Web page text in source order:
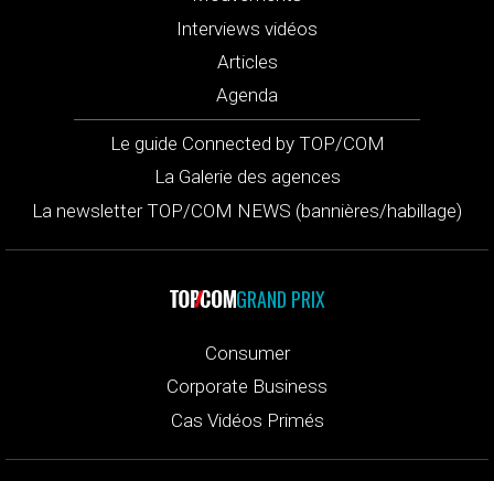
Interviews vidéos
Articles
Agenda
Le guide Connected by TOP/COM
La Galerie des agences
La newsletter TOP/COM NEWS (bannières/habillage)
GRAND PRIX
Consumer
Corporate Business
Cas Vidéos Primés